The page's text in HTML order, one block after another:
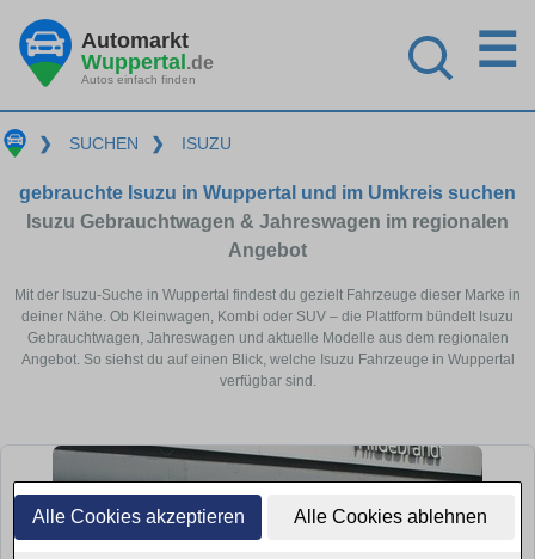
Alle Cookies akzeptieren Alle Cookies ablehnen
Automarkt
Wuppertal.de
Autos einfach finden
☰
❯ SUCHEN ❯ ISUZU
gebrauchte Isuzu in Wuppertal und im Umkreis suchen
Isuzu Gebrauchtwagen & Jahreswagen im regionalen
Angebot
Mit der Isuzu-Suche in Wuppertal findest du gezielt Fahrzeuge dieser Marke in
deiner Nähe. Ob Kleinwagen, Kombi oder SUV – die Plattform bündelt Isuzu
Gebrauchtwagen, Jahreswagen und aktuelle Modelle aus dem regionalen
Angebot. So siehst du auf einen Blick, welche Isuzu Fahrzeuge in Wuppertal
verfügbar sind.